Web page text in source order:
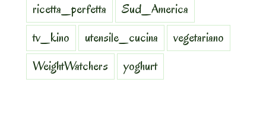
ricetta_perfetta
Sud_America
tv_kino
utensile_cucina
vegetariano
WeightWatchers
yoghurt